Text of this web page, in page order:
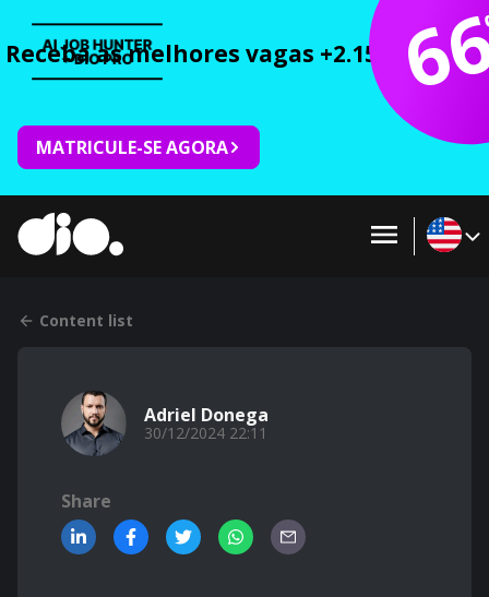
Receba as melhores vagas +2.150 cursos
MATRICULE-SE AGORA
Content list
Adriel Donega
30/12/2024 22:11
Share